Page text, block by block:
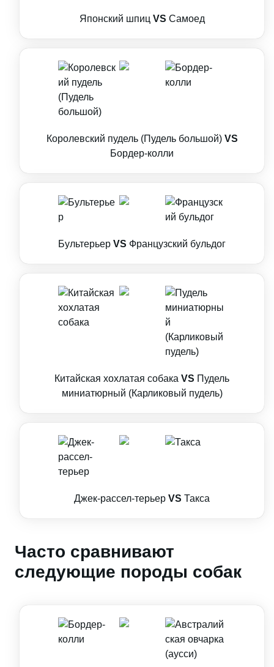
Японский шпиц VS Самоед
Королевский пудель (Пудель большой) VS
Бордер-колли
Бультерьер VS Французский бульдог
Китайская хохлатая собака VS Пудель
миниатюрный (Карликовый пудель)
Джек-рассел-терьер VS Такса
Часто сравнивают
следующие породы собак